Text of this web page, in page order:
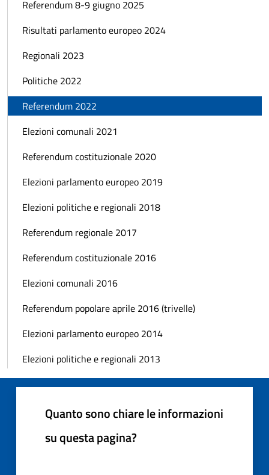
Referendum 8-9 giugno 2025
Risultati parlamento europeo 2024
Regionali 2023
Politiche 2022
Referendum 2022
Elezioni comunali 2021
Referendum costituzionale 2020
Elezioni parlamento europeo 2019
Elezioni politiche e regionali 2018
Referendum regionale 2017
Referendum costituzionale 2016
Elezioni comunali 2016
Referendum popolare aprile 2016 (trivelle)
Elezioni parlamento europeo 2014
Elezioni politiche e regionali 2013
Quanto sono chiare le informazioni
su questa pagina?